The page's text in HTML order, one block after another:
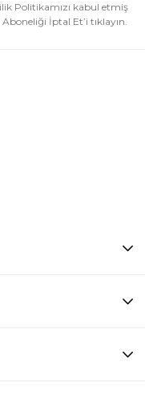
Politikamızı kabul etmiş
İptal Et’i tıklayın.